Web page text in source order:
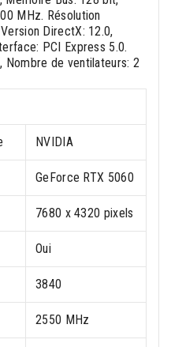
MHz. Résolution
DirectX: 12.0,
PCI Express 5.0.
de ventilateurs: 2
NVIDIA
GeForce RTX 5060
7680 x 4320 pixels
Oui
3840
2550 MHz